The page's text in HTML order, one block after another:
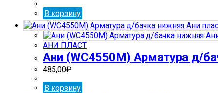
В корзину
АНИ ПЛАСТ
Ани (WС4550М) Арматура д/
485,00₽
В корзину